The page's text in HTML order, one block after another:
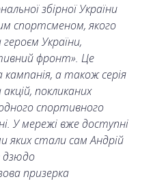
збірної України
спортсменом, якого
України,
фронт». Це
а також серія
покликаних
спортивного
У мережі вже доступні
яких стали сам Андрій
дзюдо
призерка